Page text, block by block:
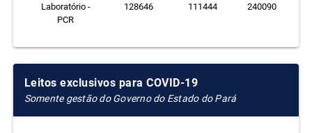
Laboratório -
PCR
128646 111444 240090
Leitos exclusivos para COVID-19
Somente gestão do Governo do Estado do Pará